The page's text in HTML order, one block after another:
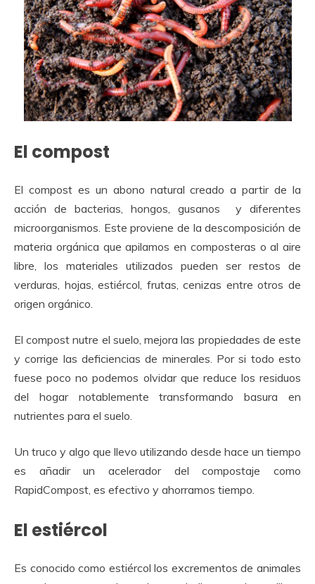
El compost
El compost es un abono natural creado a partir de la
acción de bacterias, hongos, gusanos y diferentes
microorganismos. Este proviene de la descomposición de
materia orgánica que apilamos en composteras o al aire
libre, los materiales utilizados pueden ser restos de
verduras, hojas, estiércol, frutas, cenizas entre otros de
origen orgánico.
El compost nutre el suelo, mejora las propiedades de este
y corrige las deficiencias de minerales. Por si todo esto
fuese poco no podemos olvidar que reduce los residuos
del hogar notablemente transformando basura en
nutrientes para el suelo.
Un truco y algo que llevo utilizando desde hace un tiempo
es añadir un acelerador del compostaje como
RapidCompost, es efectivo y ahorramos tiempo.
El estiércol
Es conocido como estiércol los excrementos de animales